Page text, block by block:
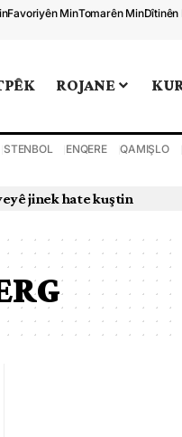
Favoriyên MinTomarên MinDîtinên
ROJANE
STENBOL ENQERE QAMIŞLO
jinek hate kuştin